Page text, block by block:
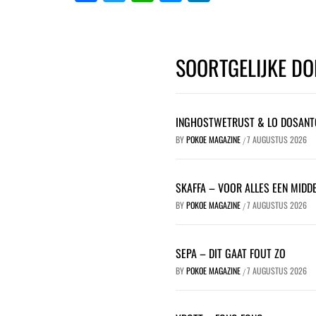
SOORTGELIJKE
INGHOSTWETRUST & LO
BYPOKOE MAGAZINE /7 AUGUSTUS 2026
SKAFFA – VOOR ALLES EEN
BYPOKOE MAGAZINE /7 AUGUSTUS 2026
SEPA – DIT GAAT FOUT ZO
BYPOKOE MAGAZINE /7 AUGUSTUS 2026